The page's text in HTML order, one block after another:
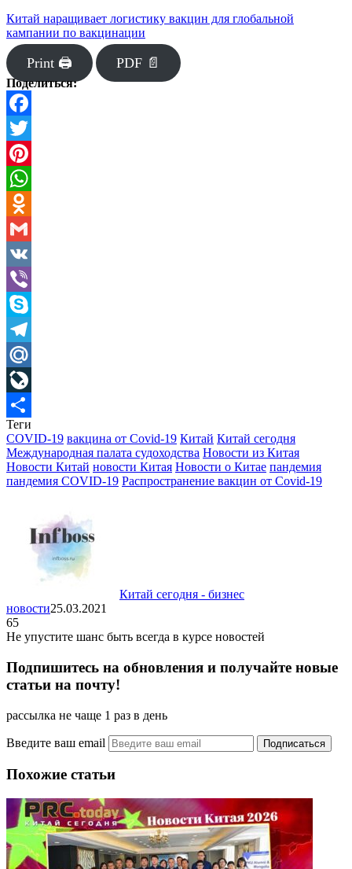
Китай наращивает логистику вакцин для глобальной
кампании по вакцинации
Print 🖨 PDF 📄
Поделиться:
Facebook
Twitter
Pinterest
WhatsApp
Odnoklassniki
Gmail
VK
Viber
Skype
Telegram
Mail.Ru
LiveJournal
Отправить
Теги
COVID-19 вакцина от Covid-19 Китай Китай сегодня
Международная палата судоходства Новости из Китая
Новости Китай новости Китая Новости о Китае пандемия
пандемия COVID-19 Распространение вакцин от Covid-19
Китай сегодня - бизнес
новости25.03.2021
65
Не упустите шанс быть всегда в курсе новостей
Подпишитесь на обновления и получайте новые
статьи на почту!
рассылка не чаще 1 раз в день
Введите ваш email
Похожие статьи